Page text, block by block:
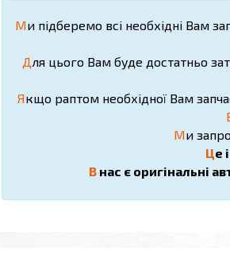
Ми підберемо всі необхідні Вам
Для цього Вам буде достатньо
Якщо раптом необхідної Вам
Ми
Це
Внас є оригінальні